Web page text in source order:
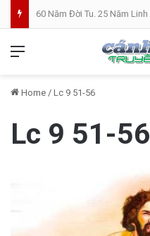
Home / Lc 9 51-56
Lc 9 51-56